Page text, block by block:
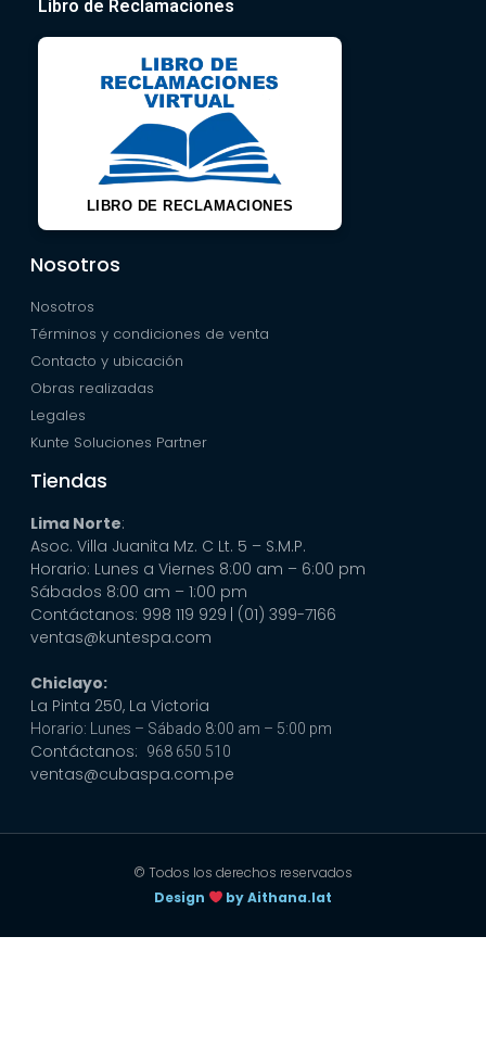
Libro de Reclamaciones
LIBRO DE RECLAMACIONES
Nosotros
Nosotros
Términos y condiciones de venta
Contacto y ubicación
Obras realizadas
Legales
Kunte Soluciones Partner
Tiendas
Lima Norte:
Asoc. Villa Juanita Mz. C Lt. 5 – S.M.P.
Horario: Lunes a Viernes 8:00 am – 6:00 pm
Sábados 8:00 am – 1:00 pm
Contáctanos: 998 119 929 | (01) 399-7166
ventas@kuntespa.com
Chiclayo:
La Pinta 250, La Victoria
Horario: Lunes – Sábado 8:00 am – 5:00 pm
Contáctanos: 968 650 510
ventas@cubaspa.com.pe
© Todos los derechos reservados
Design
by Aithana.lat